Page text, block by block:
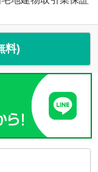
料)